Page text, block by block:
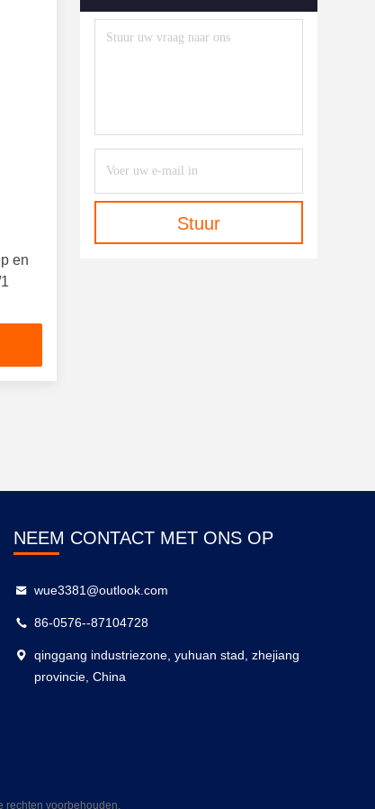
en
Stuur
NEEM CONTACT MET ONS OP
wue3381@outlook.com
86-0576--87104728
qinggang industriezone, yuhuan stad, zhejiang
provincie, China
rechten voorbehouden.